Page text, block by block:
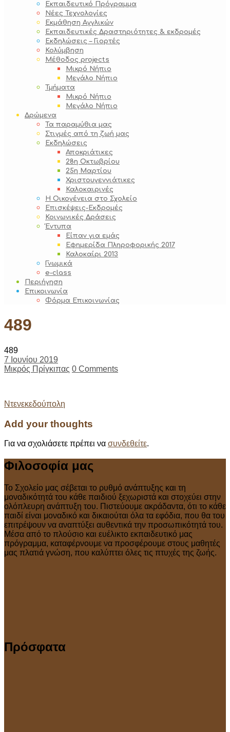
Εκπαιδευτικό Πρόγραμμα
Νέες Τεχνολογίες
Εκμάθηση Αγγλικών
Εκπαιδευτικές Δραστηριότητες & εκδρομές
Εκδηλώσεις – Γιορτές
Κολύμβηση
Μέθοδος projects
Μικρό Νήπιο
Μεγάλο Νήπιο
Τμήματα
Μικρό Νήπιο
Μεγάλο Νήπιο
Δρώμενα
Τα παραμύθια μας
Στιγμές από τη ζωή μας
Εκδηλώσεις
Αποκριάτικες
28η Οκτωβρίου
25η Μαρτίου
Χριστουγεννιάτικες
Καλοκαιρινές
Η Οικογένεια στο Σχολείο
Επισκέψεις-Εκδρομές
Κοινωνικές Δράσεις
Έντυπα
Είπαν για εμάς
Εφημερίδα Πληροφορικής 2017
Καλοκαίρι 2013
Γνωμικά
e-class
Περιήγηση
Επικοινωνία
Φόρμα Επικοινωνίας
489
489
7 Ιουνίου 2019
Μικρός Πρίγκιπας 0 Comments
Post
navigation
Ντενεκεδούπολη
Add your thoughts
Για να σχολιάσετε πρέπει να συνδεθείτε.
Φιλοσοφία μας
Το Σχολείο μας σέβεται το ρυθμό ανάπτυξης και τη
μοναδικότητά του κάθε παιδιού ξεχωριστά και στοχεύει στην
ολόπλευρη ανάπτυξη του. Πιστεύουμε ακράδαντα, ότι το κάθε
παιδί είναι μοναδικό και δικαιούται όλα τα εφόδια, που θα του
επιτρέψουν να αναπτύξει αυθεντικά την προσωπικότητά του.
Μέσα από το πλούσιο και ευέλικτο εκπαιδευτικό μας
πρόγραμμα, καταφέρνουμε να προσφέρουμε στους μαθητές
μας πλατιά γνώση, που καλύπτει όλες τις πτυχές της ζωής.
Πρόσφατα